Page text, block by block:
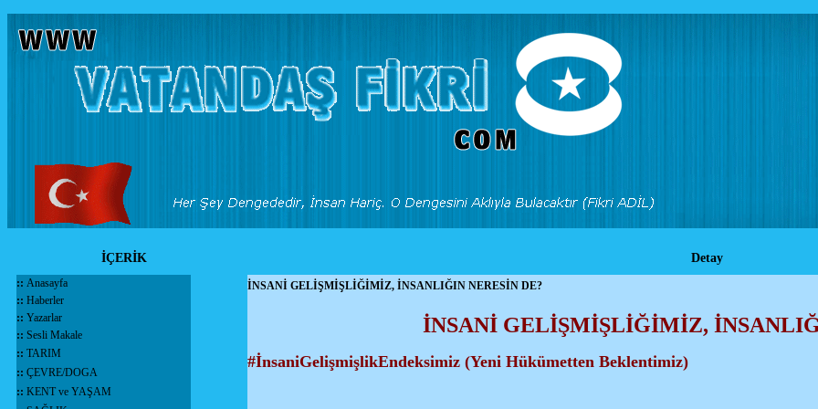
İÇERİK Detay
:: Anasayfa
:: Haberler
:: Yazarlar
:: Sesli Makale
:: TARIM
:: ÇEVRE/DOGA
:: KENT ve YAŞAM
İNSANİ GELİŞMİŞLİĞİMİZ, İNSANLIĞIN NERESİN DE?
İNSANİ GELİŞMİŞLİĞİMİZ,
#İnsaniGelişmişlikEndeksimiz (Yeni Hükümetten Beklentimiz)